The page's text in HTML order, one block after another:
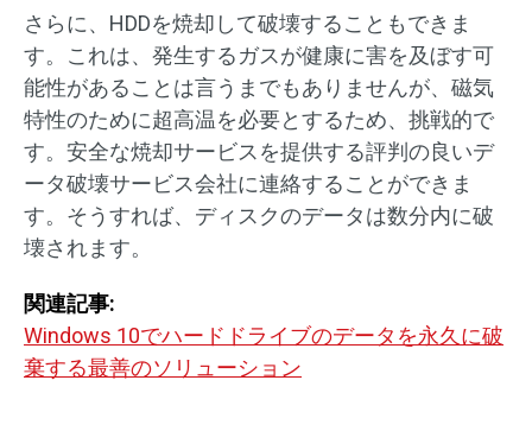
さらに、HDDを焼却して破壊することもできま
す。これは、発生するガスが健康に害を及ぼす可
能性があることは言うまでもありませんが、磁気
特性のために超高温を必要とするため、挑戦的で
す。安全な焼却サービスを提供する評判の良いデ
ータ破壊サービス会社に連絡することができま
す。そうすれば、ディスクのデータは数分内に破
壊されます。
関連記事:
Windows 10でハードドライブのデータを永久に破
棄する最善のソリューション